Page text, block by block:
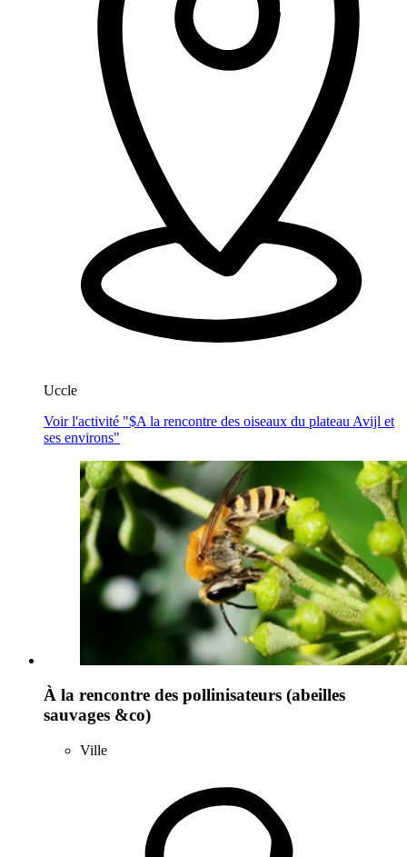
Uccle
Voir l'activité "$A la rencontre des oiseaux du plateau Avijl et
ses environs"
À la rencontre des pollinisateurs (abeilles
sauvages &co)
Ville